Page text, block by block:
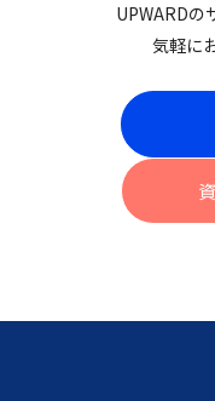
UPWARDの
気軽に